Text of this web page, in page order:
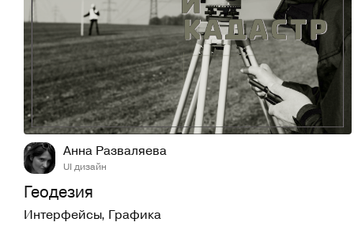
14 314
Анна Разваляева
UI дизайн
Геодезия
Интерфейсы, Графика